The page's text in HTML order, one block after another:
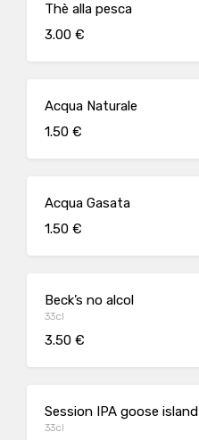
Thè alla pesca
3.00 €
Acqua Naturale
1.50 €
Acqua Gasata
1.50 €
Beck’s no alcol
33cl
3.50 €
Session IPA goose island
33cl